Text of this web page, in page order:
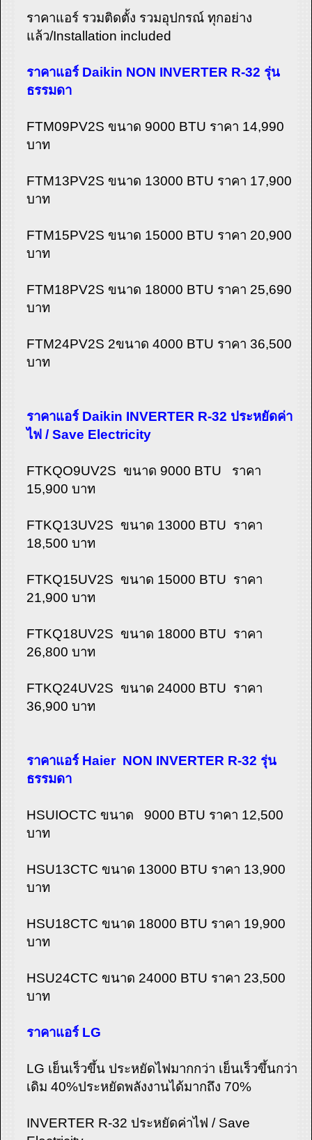
ราคาแอร์ รวมติดตั้ง รวมอุปกรณ์ ทุกอย่าง
แล้ว/Installation included
ราคาแอร์ Daikin NON INVERTER R-32 รุ่น
ธรรมดา
FTM09PV2S ขนาด 9000 BTU ราคา 14,990
บาท
FTM13PV2S ขนาด 13000 BTU ราคา 17,900
บาท
FTM15PV2S ขนาด 15000 BTU ราคา 20,900
บาท
FTM18PV2S ขนาด 18000 BTU ราคา 25,690
บาท
FTM24PV2S 2ขนาด 4000 BTU ราคา 36,500
บาท
ราคาแอร์ Daikin INVERTER R-32 ประหยัดค่า
ไฟ / Save Electricity
FTKQO9UV2S ขนาด 9000 BTU ราคา
15,900 บาท
FTKQ13UV2S ขนาด 13000 BTU ราคา
18,500 บาท
FTKQ15UV2S ขนาด 15000 BTU ราคา
21,900 บาท
FTKQ18UV2S ขนาด 18000 BTU ราคา
26,800 บาท
FTKQ24UV2S ขนาด 24000 BTU ราคา
36,900 บาท
ราคาแอร์ Haier NON INVERTER R-32 รุ่น
ธรรมดา
HSUIOCTC ขนาด 9000 BTU ราคา 12,500
บาท
HSU13CTC ขนาด 13000 BTU ราคา 13,900
บาท
HSU18CTC ขนาด 18000 BTU ราคา 19,900
บาท
HSU24CTC ขนาด 24000 BTU ราคา 23,500
บาท
ราคาแอร์ LG
LG เย็นเร็วขึ้น ประหยัดไฟมากกว่า เย็นเร็วขึ้นกว่า
เดิม 40%ประหยัดพลังงานได้มากถึง 70%
INVERTER R-32 ประหยัดค่าไฟ / Save